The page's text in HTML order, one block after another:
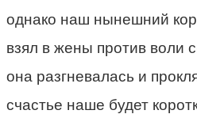
однако наш нынешний
взял в жены против воли
она разгневалась и
счастье наше будет